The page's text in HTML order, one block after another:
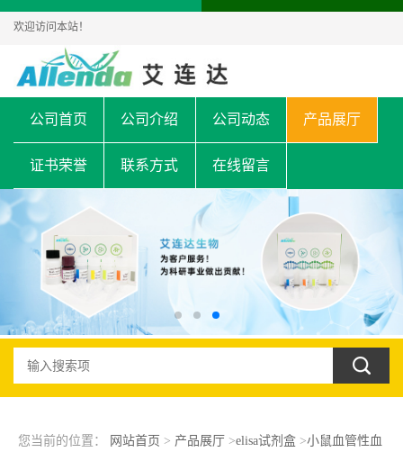
欢迎访问本站！
公司首页 公司介绍 公司动态 产品展厅
证书荣誉 联系方式 在线留言
您当前的位置： 网站首页 > 产品展厅 >elisa试剂盒>小鼠血管性血